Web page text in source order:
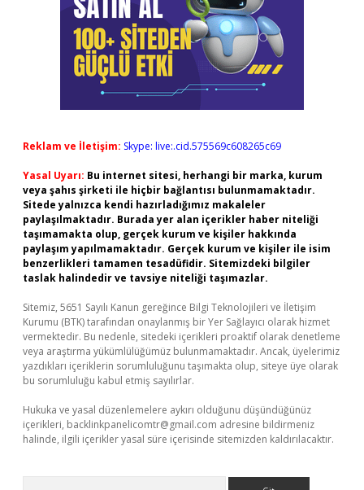
Reklam ve İletişim: Skype: live:.cid.575569c608265c69
Yasal Uyarı: Bu internet sitesi, herhangi bir marka, kurum
veya şahıs şirketi ile hiçbir bağlantısı bulunmamaktadır.
Sitede yalnızca kendi hazırladığımız makaleler
paylaşılmaktadır. Burada yer alan içerikler haber niteliği
taşımamakta olup, gerçek kurum ve kişiler hakkında
paylaşım yapılmamaktadır. Gerçek kurum ve kişiler ile isim
benzerlikleri tamamen tesadüfidir. Sitemizdeki bilgiler
taslak halindedir ve tavsiye niteliği taşımazlar.
Sitemiz, 5651 Sayılı Kanun gereğince Bilgi Teknolojileri ve İletişim
Kurumu (BTK) tarafından onaylanmış bir Yer Sağlayıcı olarak hizmet
vermektedir. Bu nedenle, sitedeki içerikleri proaktif olarak denetleme
veya araştırma yükümlülüğümüz bulunmamaktadır. Ancak, üyelerimiz
yazdıkları içeriklerin sorumluluğunu taşımakta olup, siteye üye olarak
bu sorumluluğu kabul etmiş sayılırlar.
Hukuka ve yasal düzenlemelere aykırı olduğunu düşündüğünüz
içerikleri, backlinkpanelicomtr@gmail.com adresine bildirmeniz
halinde, ilgili içerikler yasal süre içerisinde sitemizden kaldırılacaktır.